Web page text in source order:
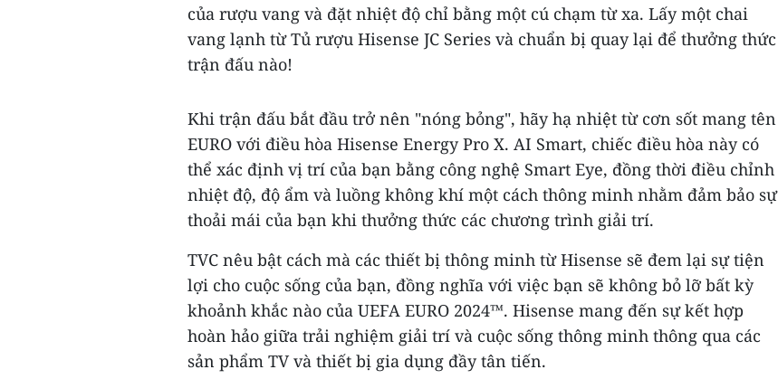
của rượu vang và đặt nhiệt độ chỉ bằng một cú chạm từ xa. Lấy một chai
vang lạnh từ Tủ rượu Hisense JC Series và chuẩn bị quay lại để thưởng thức
trận đấu nào!
Khi trận đấu bắt đầu trở nên "nóng bỏng", hãy hạ nhiệt từ cơn sốt mang tên
EURO với điều hòa Hisense Energy Pro X. AI Smart, chiếc điều hòa này có
thể xác định vị trí của bạn bằng công nghệ Smart Eye, đồng thời điều chỉnh
nhiệt độ, độ ẩm và luồng không khí một cách thông minh nhằm đảm bảo sự
thoải mái của bạn khi thưởng thức các chương trình giải trí.
TVC nêu bật cách mà các thiết bị thông minh từ Hisense sẽ đem lại sự tiện
lợi cho cuộc sống của bạn, đồng nghĩa với việc bạn sẽ không bỏ lỡ bất kỳ
khoảnh khắc nào của UEFA EURO 2024™. Hisense mang đến sự kết hợp
hoàn hảo giữa trải nghiệm giải trí và cuộc sống thông minh thông qua các
sản phẩm TV và thiết bị gia dụng đầy tân tiến.